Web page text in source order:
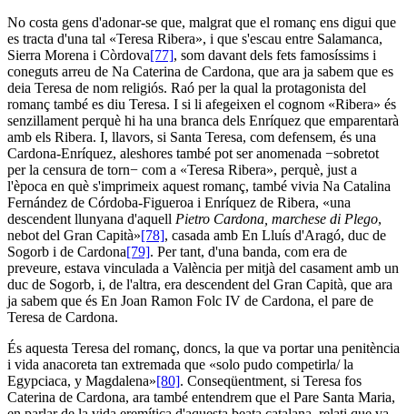
No costa gens d'adonar-se que, malgrat que el romanç ens digui que
es tracta d'una tal «Teresa Ribera», i que s'escau entre Salamanca,
Sierra Morena i Còrdova[77], som davant dels fets famosíssims i
coneguts arreu de Na Caterina de Cardona, que ara ja sabem que es
deia Teresa de nom religiós. Raó per la qual la protagonista del
romanç també es diu Teresa. I si li afegeixen el cognom «Ribera» és
senzillament perquè hi ha una branca dels Enríquez que emparentarà
amb els Ribera. I, llavors, si Santa Teresa, com defensem, és una
Cardona-Enríquez, aleshores també pot ser anomenada −sobretot
per la censura de torn− com a «Teresa Ribera», perquè, just a
l'època en què s'imprimeix aquest romanç, també vivia Na Catalina
Fernández de Córdoba-Figueroa i Enríquez de Ribera, «una
descendent llunyana d'aquell Pietro Cardona, marchese di Plego,
nebot del Gran Capità»[78], casada amb En Lluís d'Aragó, duc de
Sogorb i de Cardona[79]. Per tant, d'una banda, com era de
preveure, estava vinculada a València per mitjà del casament amb un
duc de Sogorb, i, de l'altra, era descendent del Gran Capità, que ara
ja sabem que és En Joan Ramon Folc IV de Cardona, el pare de
Teresa de Cardona.
És aquesta Teresa del romanç, doncs, la que va portar una penitència
i vida anacoreta tan extremada que «solo pudo competirla/ la
Egypciaca, y Magdalena»[80]. Conseqüentment, si Teresa fos
Caterina de Cardona, ara també entendrem que el Pare Santa Maria,